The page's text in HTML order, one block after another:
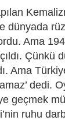
dünyada
Ama
Çünkü
Ama
dedi.
geçmek
ruhu